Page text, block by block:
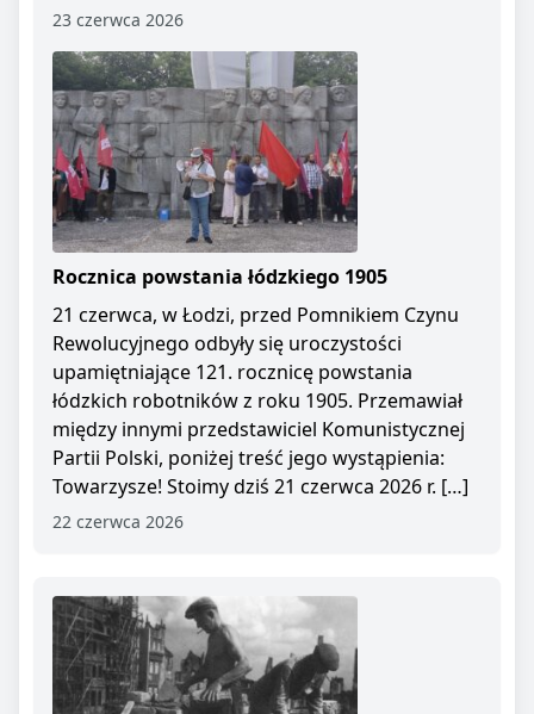
23 czerwca 2026
Rocznica powstania łódzkiego 1905
21 czerwca, w Łodzi, przed Pomnikiem Czynu
Rewolucyjnego odbyły się uroczystości
upamiętniające 121. rocznicę powstania
łódzkich robotników z roku 1905. Przemawiał
między innymi przedstawiciel Komunistycznej
Partii Polski, poniżej treść jego wystąpienia:
Towarzysze! Stoimy dziś 21 czerwca 2026 r. […]
22 czerwca 2026